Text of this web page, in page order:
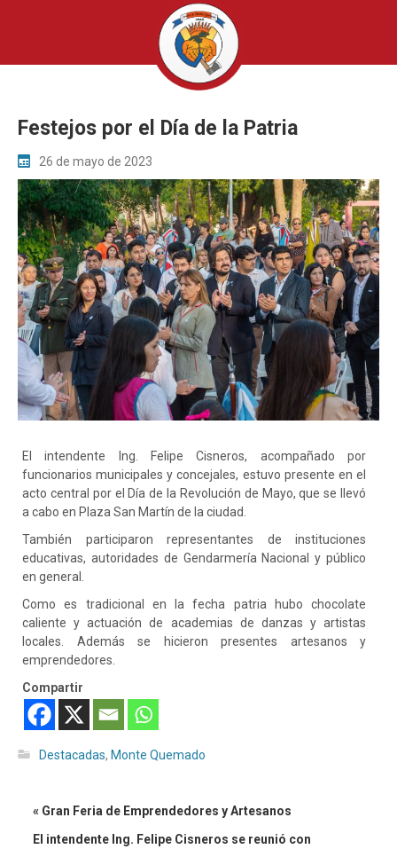
Festejos por el Día de la Patria
26 de mayo de 2023
El intendente Ing. Felipe Cisneros, acompañado por
funcionarios municipales y concejales, estuvo presente en el
acto central por el Día de la Revolución de Mayo, que se llevó
a cabo en Plaza San Martín de la ciudad.
También participaron representantes de instituciones
educativas, autoridades de Gendarmería Nacional y público
en general.
Comoes tradicional en la fecha patria hubo chocolate
caliente y actuación de academias de danzas y artistas
locales. Además se hicieron presentes artesanos y
emprendedores.
Compartir
Destacadas, Monte Quemado
« Gran Feria de Emprendedores y Artesanos
El intendente Ing. Felipe Cisneros se reunió con